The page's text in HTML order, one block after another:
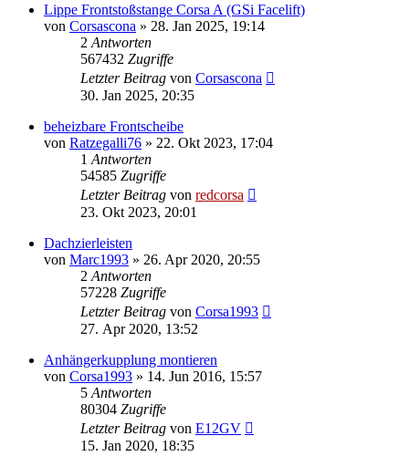
Lippe Frontstoßstange Corsa A (GSi Facelift)
von Corsascona » 28. Jan 2025, 19:14
2 Antworten
567432 Zugriffe
Letzter Beitrag von Corsascona
30. Jan 2025, 20:35
beheizbare Frontscheibe
von Ratzegalli76 » 22. Okt 2023, 17:04
1 Antworten
54585 Zugriffe
Letzter Beitrag von redcorsa
23. Okt 2023, 20:01
Dachzierleisten
von Marc1993 » 26. Apr 2020, 20:55
2 Antworten
57228 Zugriffe
Letzter Beitrag von Corsa1993
27. Apr 2020, 13:52
Anhängerkupplung montieren
von Corsa1993 » 14. Jun 2016, 15:57
5 Antworten
80304 Zugriffe
Letzter Beitrag von E12GV
15. Jan 2020, 18:35